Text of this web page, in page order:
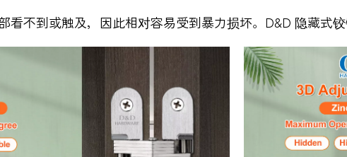
看不到或触及，因此相对容易受到暴力损坏。D&D 隐藏式